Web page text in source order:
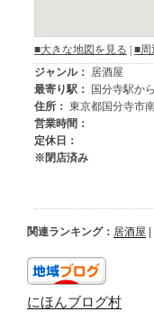
関連ランキング： 居酒屋 |
にほんブログ村